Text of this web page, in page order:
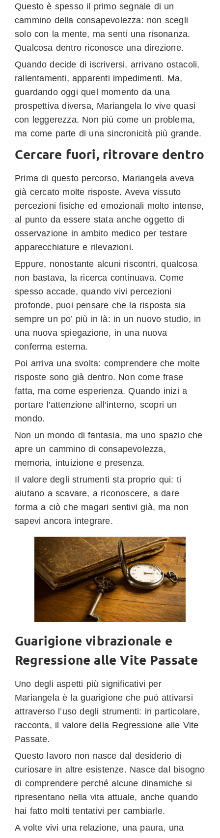
Questo è spesso il primo segnale di un
cammino della consapevolezza: non scegli
solo con la mente, ma senti una risonanza.
Qualcosa dentro riconosce una direzione.
Quando decide di iscriversi, arrivano ostacoli,
rallentamenti, apparenti impedimenti. Ma,
guardando oggi quel momento da una
prospettiva diversa, Mariangela lo vive quasi
con leggerezza. Non più come un problema,
ma come parte di una sincronicità più grande.
Cercare fuori, ritrovare dentro
Prima di questo percorso, Mariangela aveva
già cercato molte risposte. Aveva vissuto
percezioni fisiche ed emozionali molto intense,
al punto da essere stata anche oggetto di
osservazione in ambito medico per testare
apparecchiature e rilevazioni.
Eppure, nonostante alcuni riscontri, qualcosa
non bastava, la ricerca continuava. Come
spesso accade, quando vivi percezioni
profonde, puoi pensare che la risposta sia
sempre un po’ più in là: in un nuovo studio, in
una nuova spiegazione, in una nuova
conferma esterna.
Poi arriva una svolta: comprendere che molte
risposte sono già dentro. Non come frase
fatta, ma come esperienza. Quando inizi a
portare l’attenzione all’interno, scopri un
mondo.
Non un mondo di fantasia, ma uno spazio che
apre un cammino di consapevolezza,
memoria, intuizione e presenza.
Il valore degli strumenti sta proprio qui: ti
aiutano a scavare, a riconoscere, a dare
forma a ciò che magari sentivi già, ma non
sapevi ancora integrare.
Guarigione vibrazionale e
Regressione alle Vite Passate
Uno degli aspetti più significativi per
Mariangela è la guarigione che può attivarsi
attraverso l’uso degli strumenti: in particolare,
racconta, il valore della Regressione alle Vite
Passate.
Questo lavoro non nasce dal desiderio di
curiosare in altre esistenze. Nasce dal bisogno
di comprendere perché alcune dinamiche si
ripresentano nella vita attuale, anche quando
hai fatto molti tentativi per cambiarle.
A volte vivi una relazione, una paura, una